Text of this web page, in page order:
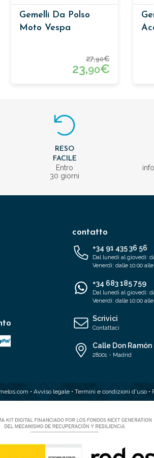
Gemelli Da Polso
Moto Vespa
27,90€
23,90€
RESO
FACILE
Entro
30 giorni
contatto
+34 91 435 36 56
Dal lunedì al giovedì:
Venerdì: dalle 10:00 alle
+34 683 185 759
Dal lunedì al giovedì:
Venerdì: dalle 10:00 alle
Scrivici
Contattaci
Calle Don Ramón
28001 - Madrid
• Avviso legale • Termini e condizioni d'uso •